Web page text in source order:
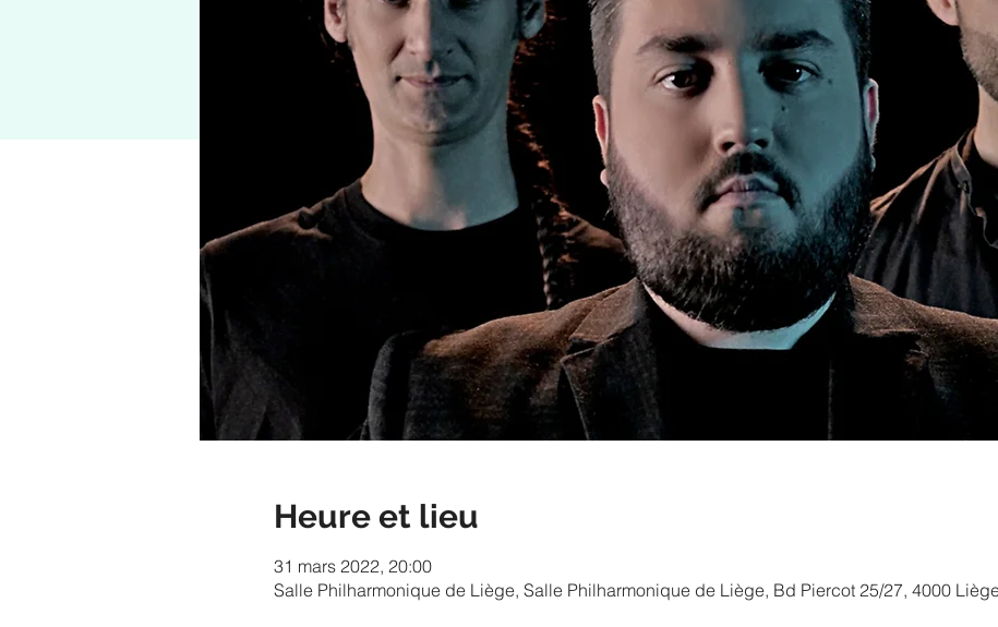
Heure et lieu
31 mars 2022, 20:00
Salle Philharmonique de Liège, Salle Philharmonique de Liège, Bd Piercot 25/27, 4000